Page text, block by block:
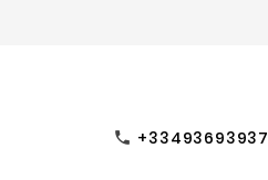
 +33493693937